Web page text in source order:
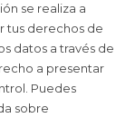
se realiza a
tus derechos de
datos a través de
a presentar
Puedes
sobre